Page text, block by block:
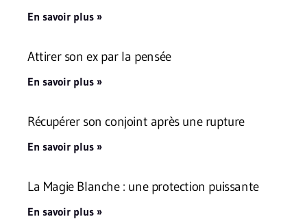
En savoir plus »
Attirer son ex par la pensée
En savoir plus »
Récupérer son conjoint après une rupture
En savoir plus »
La Magie Blanche : une protection puissante
En savoir plus »